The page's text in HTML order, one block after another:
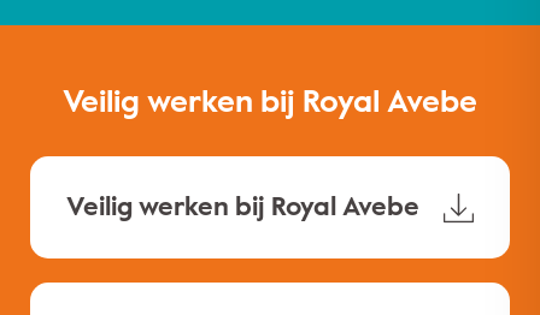
Veilig werken bij Royal Avebe
Veilig werken bij Royal Avebe